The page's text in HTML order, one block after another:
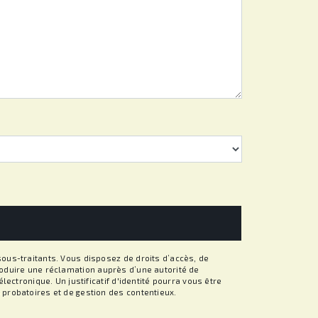
traitants. Vous disposez de droits d’accès, de
une réclamation auprès d’une autorité de
Un justificatif d'identité pourra vous être
et de gestion des contentieux.